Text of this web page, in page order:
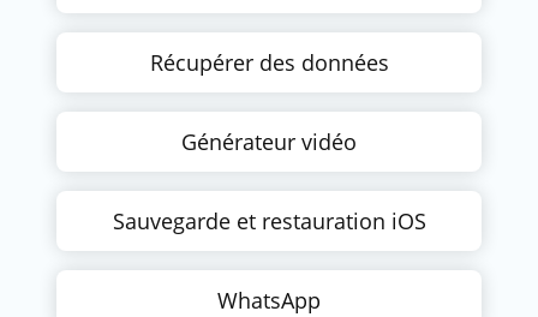
Récupérer des données
Générateur vidéo
Sauvegarde et restauration iOS
WhatsApp